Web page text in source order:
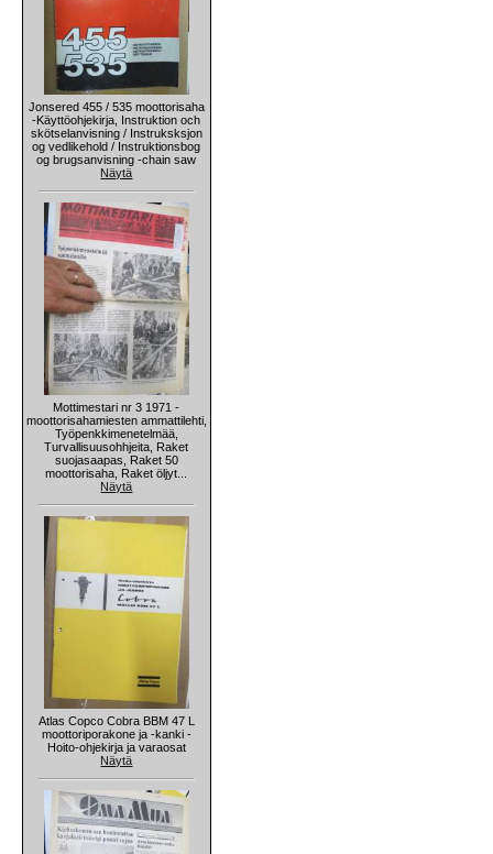
Jonsered 455 / 535 moottorisaha
-Käyttöohjekirja, Instruktion och
skötselanvisning / Instruksksjon
og vedlikehold / Instruktionsbog
og brugsanvisning -chain saw
Näytä
Mottimestari nr 3 1971 -
moottorisahamiesten ammattilehti,
Työpenkkimenetelmää,
Turvallisuusohhjeita, Raket
suojasaapas, Raket 50
moottorisaha, Raket öljyt...
Näytä
Atlas Copco Cobra BBM 47 L
moottoriporakone ja -kanki -
Hoito-ohjekirja ja varaosat
Näytä